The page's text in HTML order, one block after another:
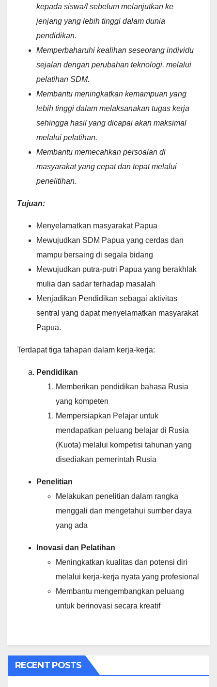
kepada siswa/I sebelum melanjutkan ke
jenjang yang lebih tinggi dalam dunia
pendidikan.
Memperbaharuhi kealihan seseorang individu
sejalan dengan perubahan teknologi, melalui
pelatihan SDM.
Membantu meningkatkan kemampuan yang
lebih tinggi dalam melaksanakan tugas kerja
sehingga hasil yang dicapai akan maksimal
melalui pelatihan.
Membantu memecahkan persoalan di
masyarakat yang cepat dan tepat melalui
penelitihan.
Tujuan:
Menyelamatkan masyarakat Papua
Mewujudkan SDM Papua yang cerdas dan
mampu bersaing di segala bidang
Mewujudkan putra-putri Papua yang berakhlak
mulia dan sadar terhadap masalah
Menjadikan Pendidikan sebagai aktivitas
sentral yang dapat menyelamatkan masyarakat
Papua.
Terdapat tiga tahapan dalam kerja-kerja:
Pendidikan
Memberikan pendidikan bahasa Rusia
yang kompeten
Mempersiapkan Pelajar untuk
mendapatkan peluang belajar di Rusia
(Kuota) melalui kompetisi tahunan yang
disediakan pemerintah Rusia
Penelitian
Melakukan penelitian dalam rangka
menggali dan mengetahui sumber daya
yang ada
Inovasi dan Pelatihan
Meningkatkan kualitas dan potensi diri
melalui kerja-kerja nyata yang profesional
Membantu mengembangkan peluang
untuk berinovasi secara kreatif
RECENT POSTS